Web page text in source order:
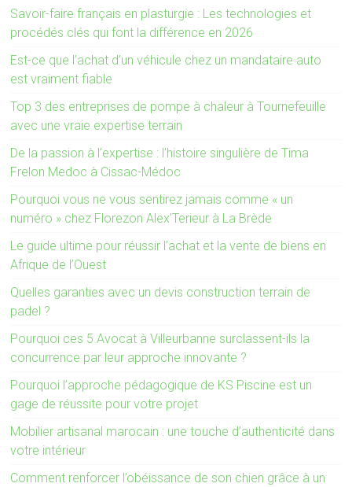
Savoir-faire français en plasturgie : Les technologies et
procédés clés qui font la différence en 2026
Est-ce que l’achat d’un véhicule chez un mandataire auto
est vraiment fiable
Top 3 des entreprises de pompe à chaleur à Tournefeuille
avec une vraie expertise terrain
De la passion à l’expertise : l’histoire singulière de Tima
Frelon Medoc à Cissac-Médoc
Pourquoi vous ne vous sentirez jamais comme « un
numéro » chez Florezon Alex’Terieur à La Brède
Le guide ultime pour réussir l’achat et la vente de biens en
Afrique de l’Ouest
Quelles garanties avec un devis construction terrain de
padel ?
Pourquoi ces 5 Avocat à Villeurbanne surclassent-ils la
concurrence par leur approche innovante ?
Pourquoi l’approche pédagogique de KS Piscine est un
gage de réussite pour votre projet
Mobilier artisanal marocain : une touche d’authenticité dans
votre intérieur
Comment renforcer l’obéissance de son chien grâce à un